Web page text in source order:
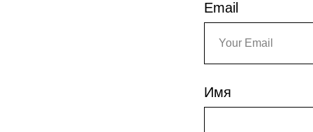
Email
Имя